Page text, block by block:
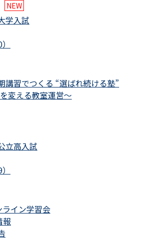
NEW
学入試
講習でつくる “選ばれ続ける塾”
変える教室運営～
立高入試
ライン学習会
報